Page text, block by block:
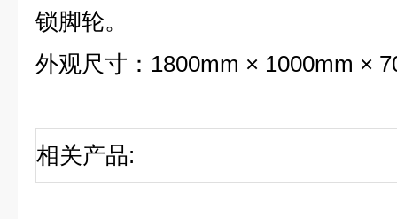
锁脚轮。
外观尺寸：1800mm × 1000mm ×
相关产品: